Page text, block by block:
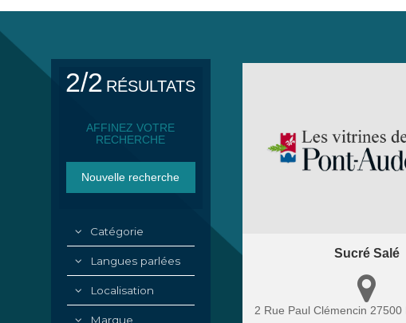
2/2 RÉSULTATS
AFFINEZ VOTRE
RECHERCHE
Catégorie
Langues parlées
Localisation
Marque
Sucré Salé
2 Rue Paul Clémencin27500